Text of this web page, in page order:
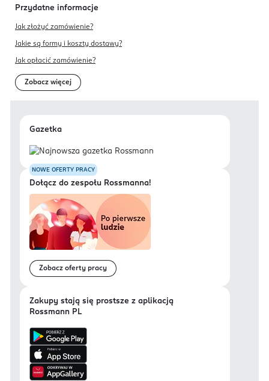
Przydatne informacje
Jak złożyć zamówienie?
Jakie są formy i koszty dostawy?
Jak opłacić zamówienie?
Zobacz więcej
Gazetka
NOWE OFERTY PRACY
Dołącz do zespołu Rossmanna!
Zobacz oferty pracy
Zakupy stają się prostsze z aplikacją
Rossmann PL